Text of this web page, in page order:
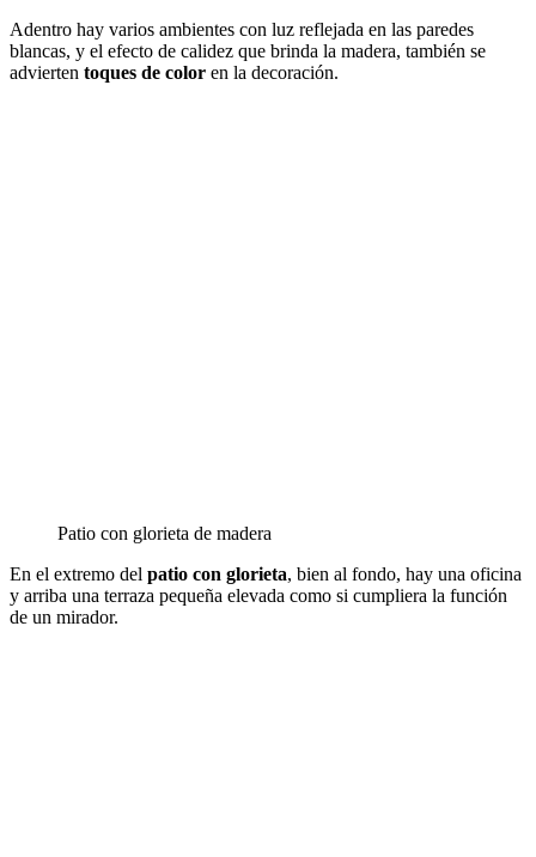
Adentro hay varios ambientes con luz reflejada en las paredes
blancas, y el efecto de calidez que brinda la madera, también se
advierten toques de color en la decoración.
Patio con glorieta de madera
En el extremo del patio con glorieta, bien al fondo, hay una oficina
y arriba una terraza pequeña elevada como si cumpliera la función
de un mirador.